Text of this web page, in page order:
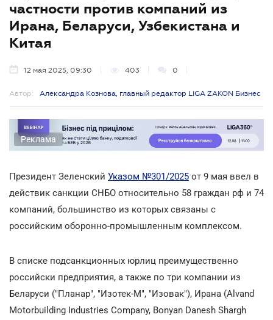
частности против компаний из
Ирана, Беларуси, Узбекистана и
Китая
12 мая 2025, 09:30 403 0
Автор: Александра Кознова, главный редактор LIGA ZAKON Бизнес
Реклама
Президент Зеленский Указом №301/2025 от 9 мая ввел в
действик санкции СНБО относительно 58 граждан рф и 74
компаний, большинство из которых связаны с
российским оборонно-промышленным комплексом.
В списке подсанкционных юрлиц преимущественно
российски предприятия, а также по три компании из
Беларуси ("Планар", "Изотек-М", "Изовак"), Ирана (Alvand
Motorbuilding Industries Company, Bonyan Danesh Shargh